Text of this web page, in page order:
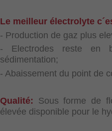
Le meilleur électrolyte
- Production de gaz plus
- Electrodes reste en
sédimentation;
- Abaissement du point de
Qualité: Sous forme de
élevée disponible pour le